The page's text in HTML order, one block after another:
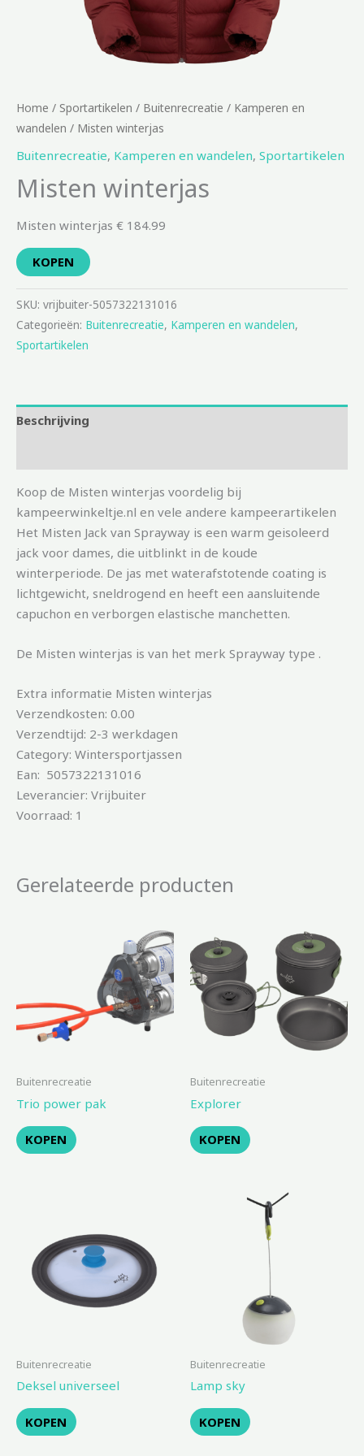
Home / Sportartikelen / Buitenrecreatie / Kamperen en
wandelen / Misten winterjas
Buitenrecreatie, Kamperen en wandelen, Sportartikelen
Misten winterjas
Misten winterjas € 184.99
KOPEN
SKU: vrijbuiter-5057322131016
Categorieën: Buitenrecreatie, Kamperen en wandelen,
Sportartikelen
Beschrijving
Koop de Misten winterjas voordelig bij
kampeerwinkeltje.nl en vele andere kampeerartikelen
Het Misten Jack van Sprayway is een warm geisoleerd
jack voor dames, die uitblinkt in de koude
winterperiode. De jas met waterafstotende coating is
lichtgewicht, sneldrogend en heeft een aansluitende
capuchon en verborgen elastische manchetten.
De Misten winterjas is van het merk Sprayway type .
Extra informatie Misten winterjas
Verzendkosten: 0.00
Verzendtijd: 2-3 werkdagen
Category: Wintersportjassen
Ean: 5057322131016
Leverancier: Vrijbuiter
Voorraad: 1
Gerelateerde producten
Buitenrecreatie
Trio power pak
KOPEN
Buitenrecreatie
Explorer
KOPEN
Buitenrecreatie
Deksel universeel
KOPEN
Buitenrecreatie
Lamp sky
KOPEN